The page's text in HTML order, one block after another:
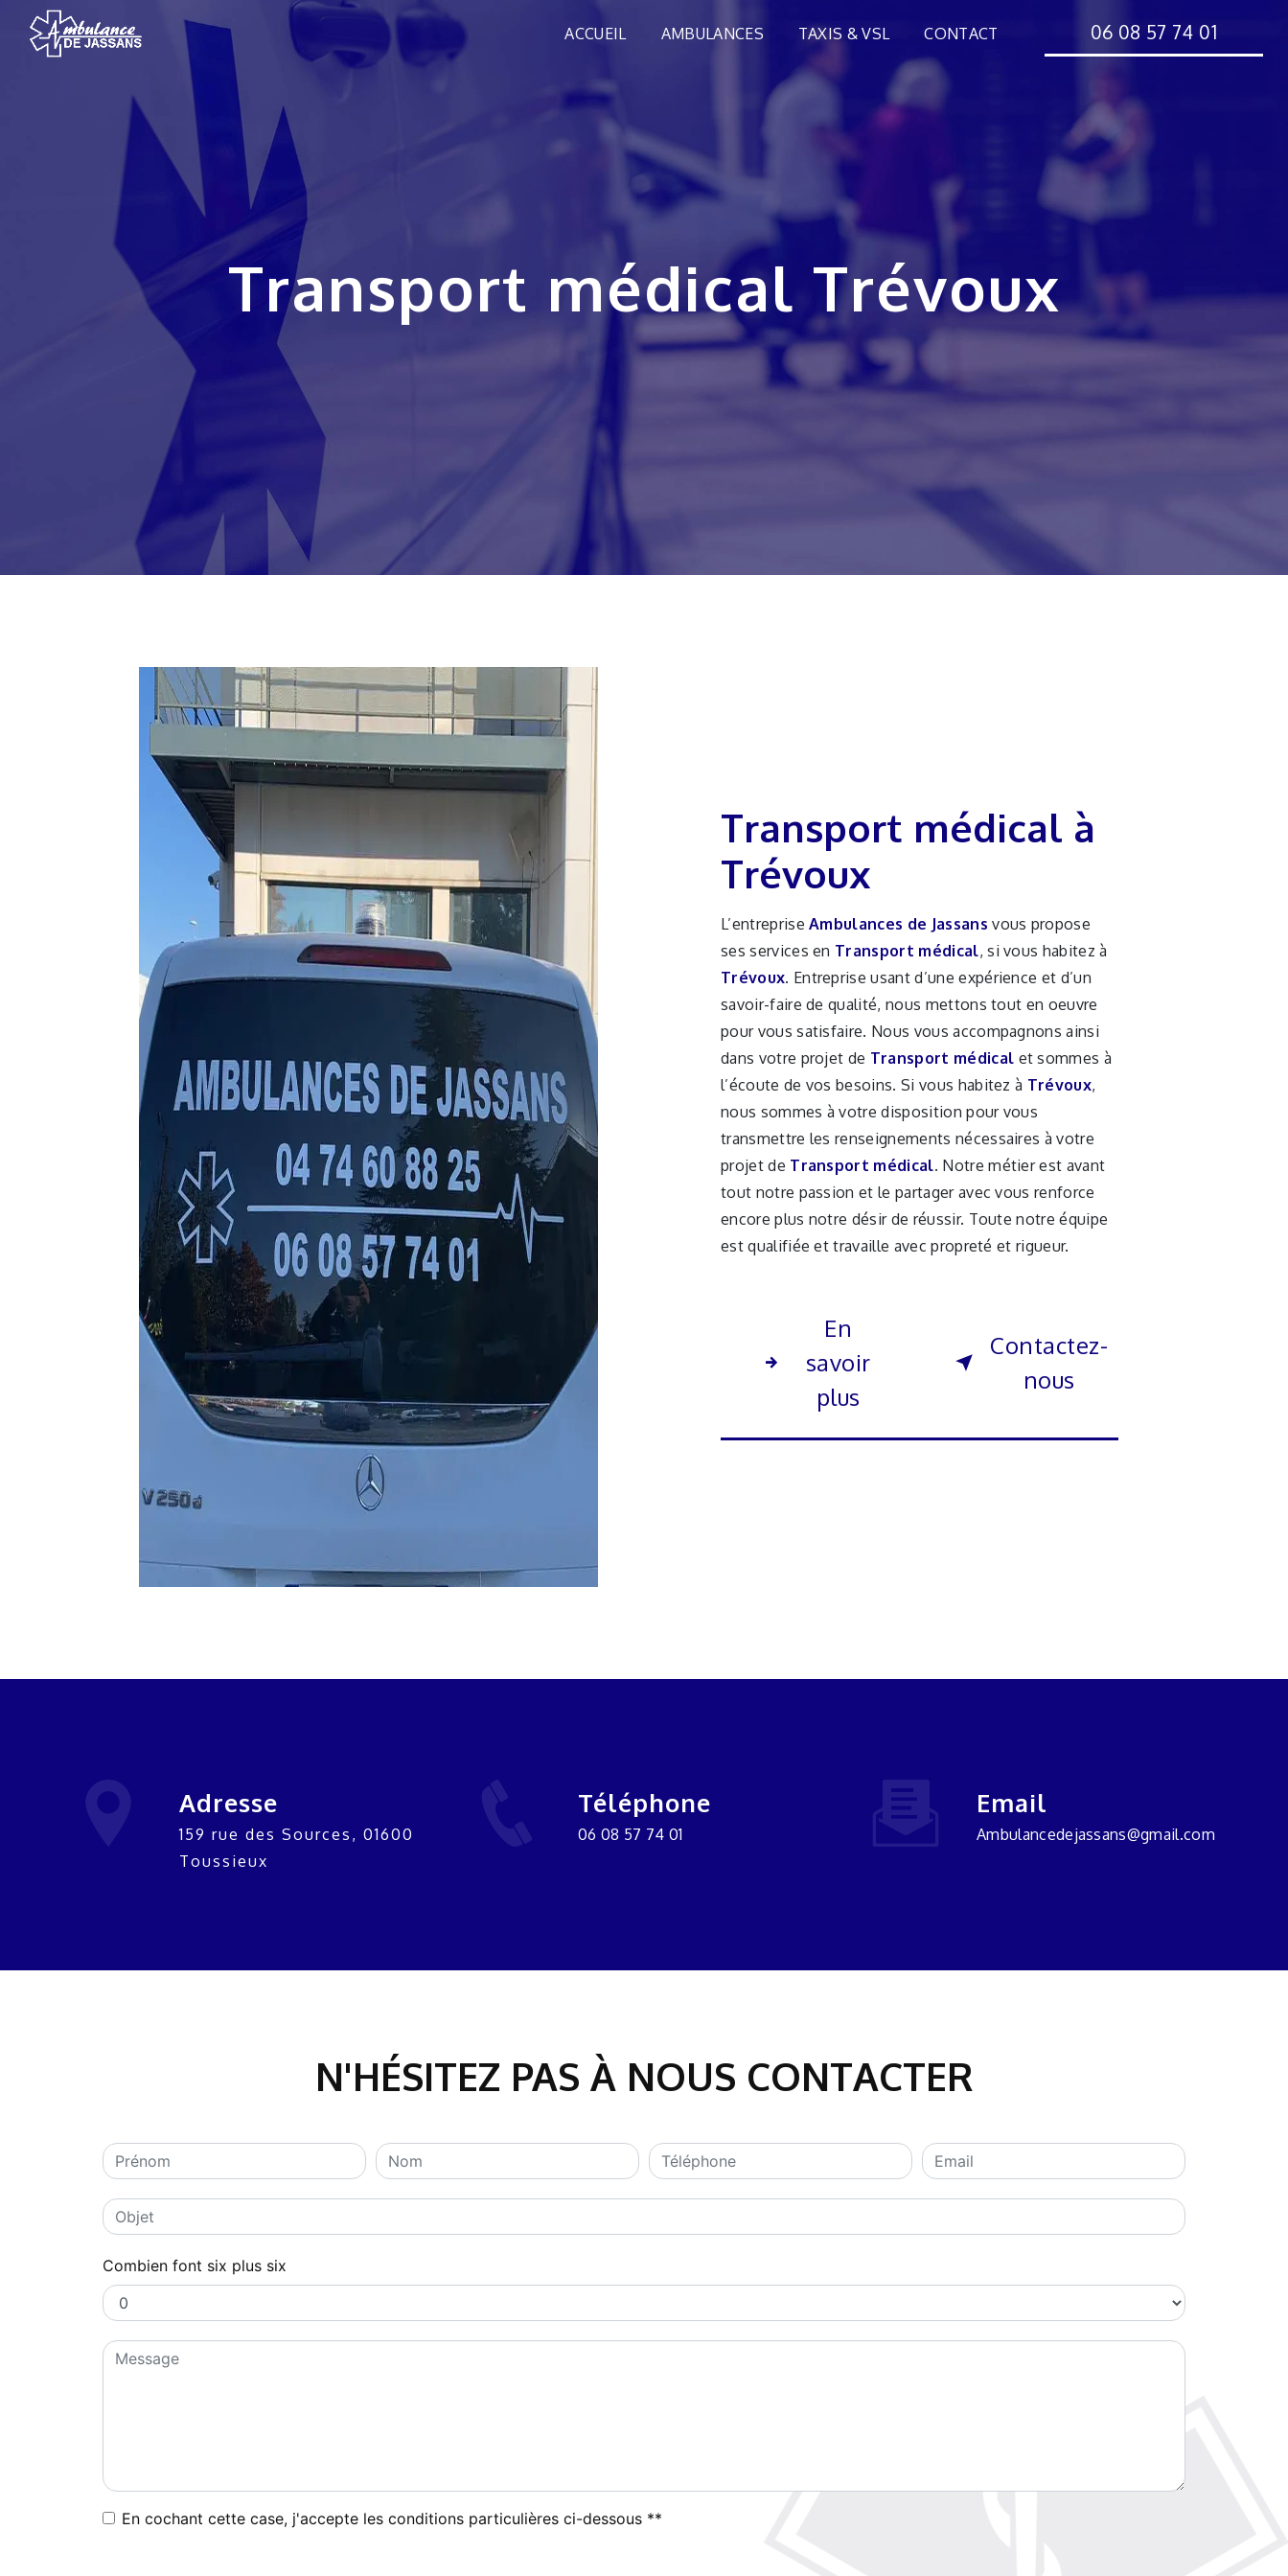
ACCUEIL AMBULANCES TAXIS & VSL CONTACT 06 08 57 74 01
Transport médical Trévoux
Transport médical à
Trévoux
L’entrepriseAmbulances de Jassans vous propose
ses services en Transport médical, si vous habitez à
Trévoux. Entreprise usant d’une expérience et d’un
savoir-faire de qualité, nous mettons tout en oeuvre
pour vous satisfaire. Nous vous accompagnons ainsi
dans votre projet de Transport médical et sommes à
l’écoute de vos besoins. Si vous habitez à Trévoux,
nous sommes à votre disposition pour vous
transmettre les renseignements nécessaires à votre
projet de Transport médical. Notre métier est avant
tout notre passion et le partager avec vous renforce
encore plus notre désir de réussir. Toute notre équipe
est qualifiée et travaille avec propreté et rigueur.
En
savoir
plus
Contactez-
nous
Adresse
159 rue des Sources, 01600
Toussieux
Téléphone
06 08 57 74 01
Email
ambulancedejassans@gmail.com
N'HÉSITEZ PAS À NOUS CONTACTER
Combien font six plus six
En cochant cette case, j'accepte les conditions particulières ci-dessous **
Panneau de gestion des cookies